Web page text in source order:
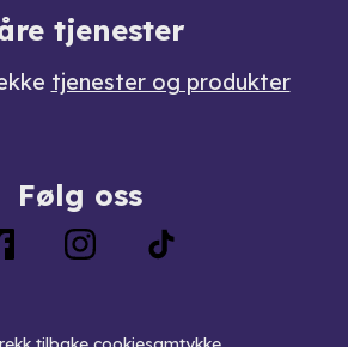
tjenester
tjenester og produkter
Følg oss